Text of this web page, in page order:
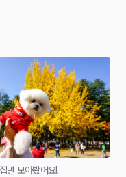
만 모아봤어요!